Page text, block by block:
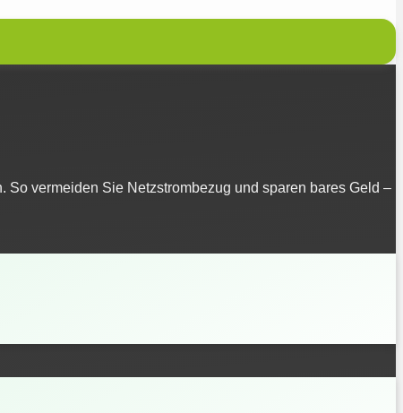
vermeiden Sie Netzstrombezug und sparen bares Geld –